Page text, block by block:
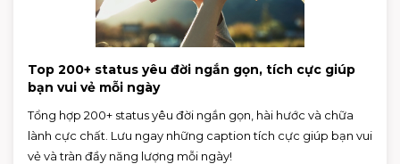
Top 200+ status yêu đời ngắn gọn, tích cực giúp
bạn vui vẻ mỗi ngày
Tổng hợp 200+ status yêu đời ngắn gọn, hài hước và chữa
lành cực chất. Lưu ngay những caption tích cực giúp bạn vui
vẻ và tràn đầy năng lượng mỗi ngày!